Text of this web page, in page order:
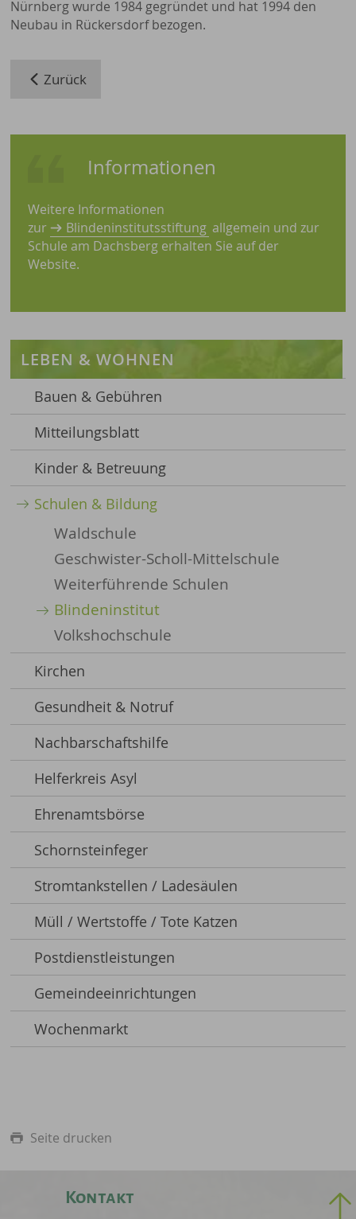
Nürnberg wurde 1984 gegründet und hat 1994 den
Neubau in Rückersdorf bezogen.
Zurück
Informationen
Weitere Informationen
zur
Blindeninstitutsstiftung allgemein und zur
Schule am Dachsberg erhalten Sie auf der
Website.
LEBEN & WOHNEN
Bauen & Gebühren
Mitteilungsblatt
Kinder & Betreuung
Schulen & Bildung
Waldschule
Geschwister-Scholl-Mittelschule
Weiterführende Schulen
Blindeninstitut
Volkshochschule
Kirchen
Gesundheit & Notruf
Nachbarschaftshilfe
Helferkreis Asyl
Ehrenamtsbörse
Schornsteinfeger
Stromtankstellen / Ladesäulen
Müll / Wertstoffe / Tote Katzen
Postdienstleistungen
Gemeindeeinrichtungen
Wochenmarkt
Seite drucken
Kontakt